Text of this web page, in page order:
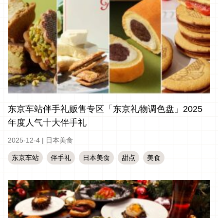
东京车站伴手礼贩售专区「东京礼物调色盘」2025
年度人气十大伴手礼
2025-12-4 | 日本美食
东京车站 伴手礼 日本美食 甜点 美食